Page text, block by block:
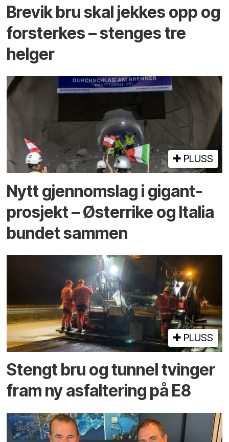
Brevik bru skal jekkes opp og
forsterkes – stenges tre
helger
PLUSS
Nytt gjennomslag i gigant­
prosjekt – Østerrike og Italia
bundet sammen
PLUSS
Stengt bru og tunnel tvinger
fram ny asfaltering på E8